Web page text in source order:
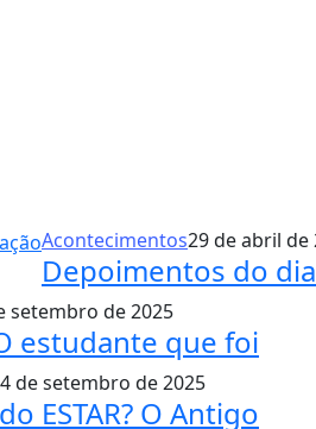
Acontecimentos29 de abril de
Depoimentos do
setembro de 2025
estudante que foi
de setembro de 2025
ESTAR? O Antigo